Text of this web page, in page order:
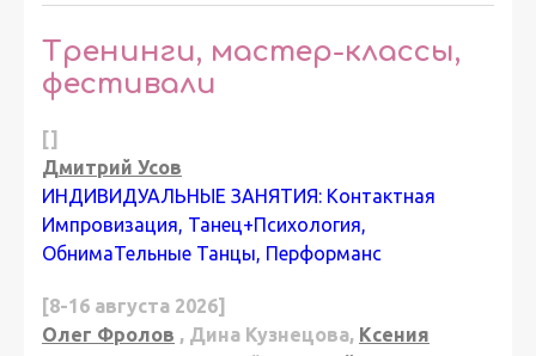
Тренинги, мастер-классы,
фестивали
[]
Дмитрий Усов
ИНДИВИДУАЛЬНЫЕ ЗАНЯТИЯ: Контактная
Импровизация, Танец+Психология,
ОбнимаТельные Танцы, Перформанс
[8-16 августа 2026]
Олег Фролов , Дина Кузнецова, Ксения